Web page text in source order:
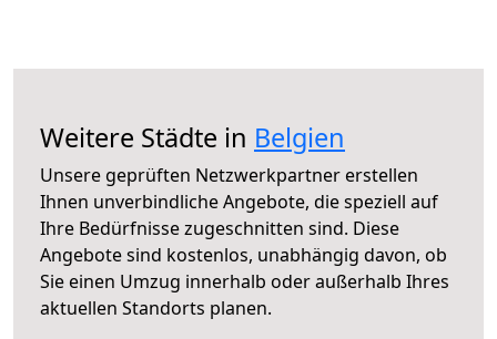
Weitere Städte in Belgien
Unsere geprüften Netzwerkpartner erstellen
Ihnen unverbindliche Angebote, die speziell auf
Ihre Bedürfnisse zugeschnitten sind. Diese
Angebote sind kostenlos, unabhängig davon, ob
Sie einen Umzug innerhalb oder außerhalb Ihres
aktuellen Standorts planen.